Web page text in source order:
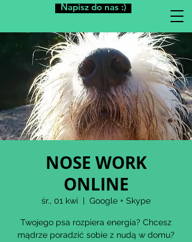
Napisz do nas :)
NOSE WORK
ONLINE
śr., 01 kwi
  |
Google + Skype
Twojego psa rozpiera energia? Chcesz
mądrze poradzić sobie z nudą w domu?